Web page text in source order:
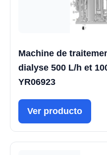
Machine de
dialyse 500 L/h et
YR06923
Ver producto